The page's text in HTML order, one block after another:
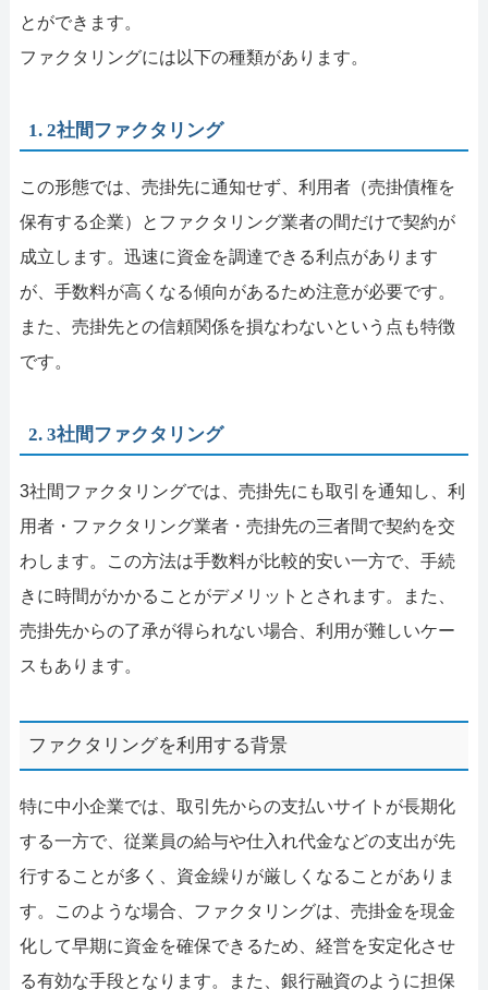
とができます。
ファクタリングには以下の種類があります。
1. 2社間ファクタリング
この形態では、売掛先に通知せず、利用者（売掛債権を
保有する企業）とファクタリング業者の間だけで契約が
成立します。迅速に資金を調達できる利点があります
が、手数料が高くなる傾向があるため注意が必要です。
また、売掛先との信頼関係を損なわないという点も特徴
です。
2. 3社間ファクタリング
3社間ファクタリングでは、売掛先にも取引を通知し、利
用者・ファクタリング業者・売掛先の三者間で契約を交
わします。この方法は手数料が比較的安い一方で、手続
きに時間がかかることがデメリットとされます。また、
売掛先からの了承が得られない場合、利用が難しいケー
スもあります。
ファクタリングを利用する背景
特に中小企業では、取引先からの支払いサイトが長期化
する一方で、従業員の給与や仕入れ代金などの支出が先
行することが多く、資金繰りが厳しくなることがありま
す。このような場合、ファクタリングは、売掛金を現金
化して早期に資金を確保できるため、経営を安定化させ
る有効な手段となります。また、銀行融資のように担保